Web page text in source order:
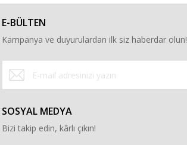
E-BÜLTEN
Kampanya ve duyurulardan ilk siz haberdar olun!
SOSYAL MEDYA
Bizi takip edin, kârlı çıkın!